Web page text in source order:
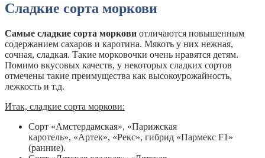
Сладкие сорта моркови
Самые сладкие сорта моркови отличаются повышенным
содержанием сахаров и каротина. Мякоть у них нежная,
сочная, сладкая. Такие морковочки очень нравятся детям.
Помимо вкусовых качеств, у некоторых сладких сортов
отмечены такие преимущества как высокоурожайность,
лежкость и т.д.
Итак, сладкие сорта моркови:
Сорт «Амстердамская», «Парижская
каротель», «Артек», «Рекс», гибрид «Пармекс F1»
(ранние).